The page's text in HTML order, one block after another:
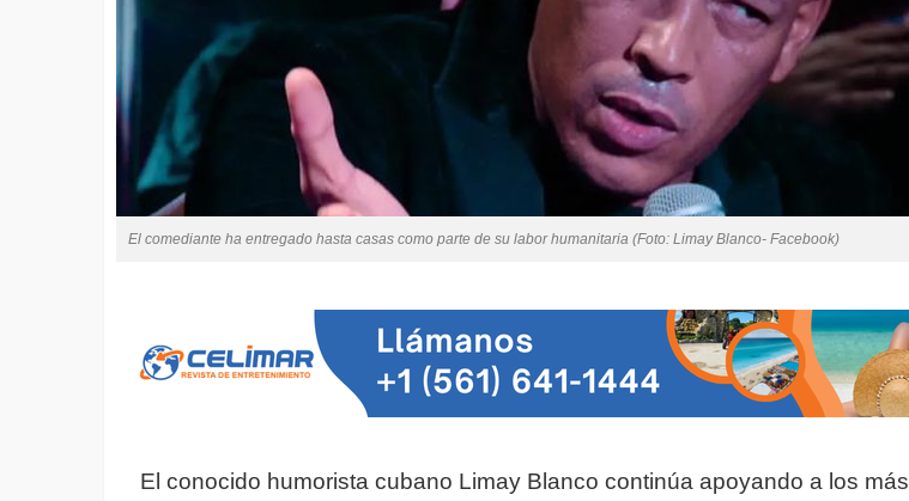
El comediante ha entregado hasta casas como parte de su labor humanitaria (Foto: Limay Blanco- Facebook)
El conocido humorista cubano Limay Blanco continúa apoyando a los más